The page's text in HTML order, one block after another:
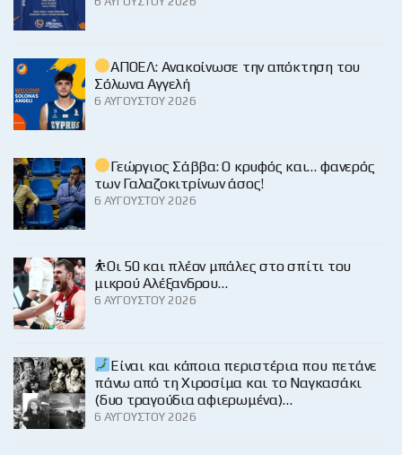
ΑΠΟΕΛ: Ανακοίνωσε την απόκτηση του
Σόλωνα Αγγελή
6 ΑΥΓΟΎΣΤΟΥ 2026
Γεώργιος Σάββα: Ο κρυφός και… φανερός
των Γαλαζοκιτρίνων άσος!
6 ΑΥΓΟΎΣΤΟΥ 2026
⛹️Οι 50 και πλέον μπάλες στο σπίτι του
μικρού Αλέξανδρου…
6 ΑΥΓΟΎΣΤΟΥ 2026
Είναι και κάποια περιστέρια που πετάνε
πάνω από τη Χιροσίμα και το Ναγκασάκι
(δυο τραγούδια αφιερωμένα)…
6 ΑΥΓΟΎΣΤΟΥ 2026